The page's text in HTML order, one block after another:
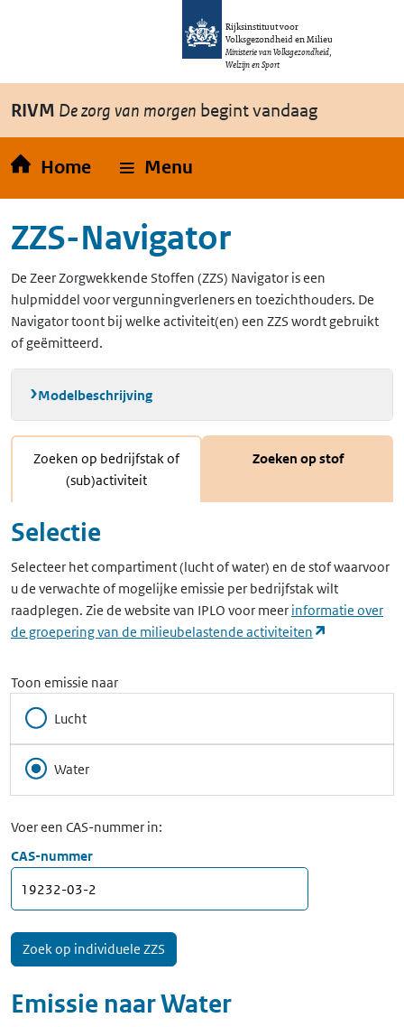
Overslaan en naar de inhoud gaan
Rijksinstituut voor
Volksgezondheid en Milieu
Ministerie van Volksgezondheid,
Welzijn en Sport
RIVM De zorg van morgen begint vandaag
Home Menu
ZZS-Navigator
De Zeer Zorgwekkende Stoffen (ZZS) Navigator is een
hulpmiddel voor vergunningverleners en toezichthouders. De
Navigator toont bij welke activiteit(en) een ZZS wordt gebruikt
of geëmitteerd.
Modelbeschrijving
Zoeken op bedrijfstak of
(sub)activiteit
Zoeken op stof
Selectie
Selecteer het compartiment (lucht of water) en de stof waarvoor
u de verwachte of mogelijke emissie per bedrijfstak wilt
raadplegen. Zie de website van IPLO voor meer informatie over
de groepering van de milieubelastende activiteiten
Toon emissie naar
Lucht
Water
Voer een CAS-nummer in:
CAS-nummer
Emissie naarWater